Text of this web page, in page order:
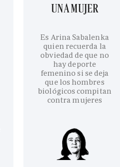
UNA MUJER
Es Arina Sabalenka
quien recuerda la
obviedad de que no
hay deporte
femenino si se deja
que los hombres
biológicos compitan
contra mujeres